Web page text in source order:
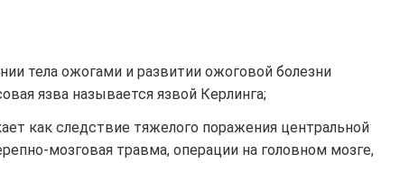
тела ожогами и развитии ожоговой болезни
язва называется язвой Керлинга;
как следствие тяжелого поражения центральной
мозговая травма, операции на головном мозге,